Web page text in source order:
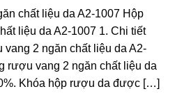
chất liệu da A2-1007 Hộp
liệu da A2-1007 1. Chi tiết
2 ngăn chất liệu da A2-
rượu vang 2 ngăn chất liệu da
Khóa hộp rượu da được […]